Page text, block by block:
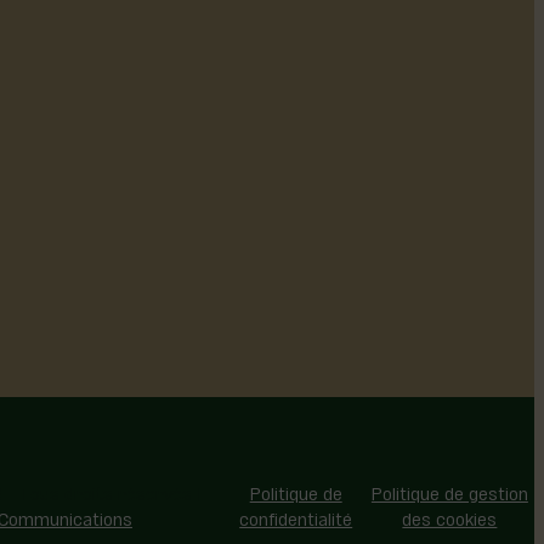
Politique de
confidentialité
Politique de gestion
des cookies